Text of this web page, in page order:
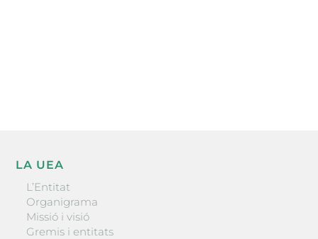
LA UEA
L’Entitat
Organigrama
Missió i visió
Gremis i entitats